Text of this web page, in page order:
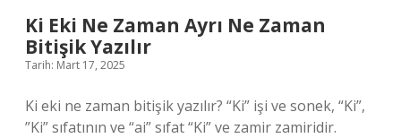
Ki Eki Ne Zaman Ayrı Ne Zaman
Bitişik Yazılır
Tarih: Mart 17, 2025
Ki eki ne zaman bitişik yazılır? “Ki” işi ve sonek, “Ki”, ​​
”Ki” sıfatının ve “ai” sıfat “Ki” ve zamir zamiridir.